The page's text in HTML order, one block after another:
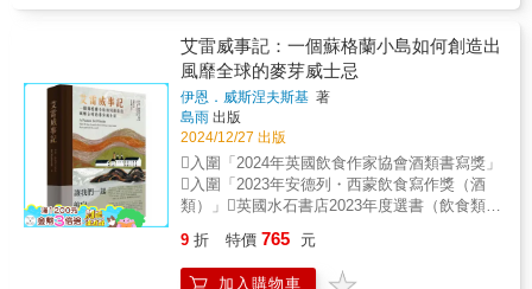
書！ ——熱愛威士忌的酒鬼 ——剛接
感動的筆記控
人
作家暨傑歐酒窖顧問｜劉永智年份是談到葡萄
酒時必然會提及的神祕數字。比方說，1988年
生產的葡萄酒如何呢？這是巴羅洛不錯但不算
很棒的年份；是薩西凱亞最棒的年份；是布根
地很糟的年份，只有幾款白酒例外；是胡米耶
的魔幻年份；是香檳的偉大年份，但是僅限於
使用百分之百夏多內製成的酒……僅僅四個數
字，能夠透漏的訊息卻如此之多，因此想認識
葡萄酒，就不能不知道年份代表的意義。 本書
是頂尖侍酒師的私房酒單，從十八世紀晚期湯
之後，講到社群媒體如何使白詩楠葡萄一炮而
艾雷威事記：一個蘇格蘭小島如何創造出
風靡全球的麥芽威士忌
伊恩．威斯涅夫斯基 著
島雨 出版
2024/12/27 出版
入圍「2024年英國飲食作家協會酒類書寫獎」
入圍「2023年安德列・西蒙飲食寫作獎（酒
類）」英國水石書店2023年度選書（飲食類）
摩15年，從此踏上這段浪漫無悔的旅程，艾雷
島可說是我一切的起點。Ian的這本書詳細記述
9 折 特價 765 元
加入購物車